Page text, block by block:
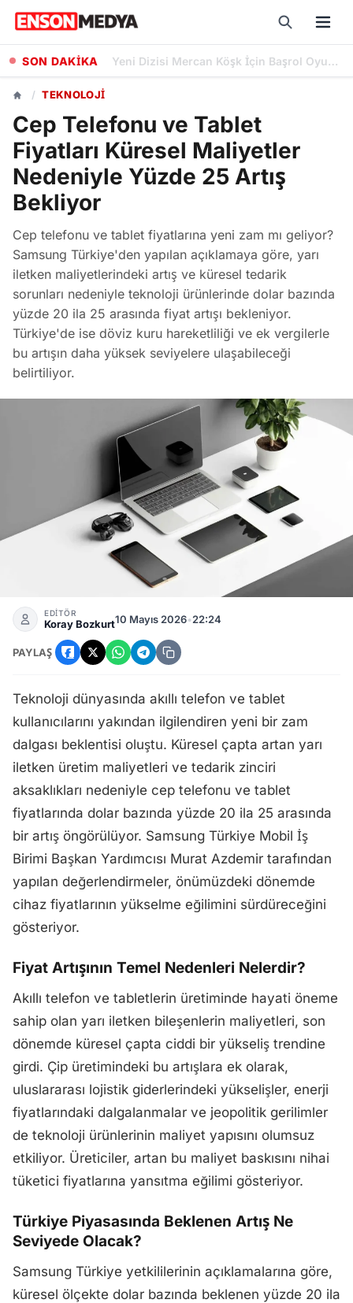
SON DAKİKA Halit Ergenç ve Meryem Uzerli'yi Buluşturan İmroz'da Bahar'ın Ön Afişi Yayımlandı
/ TEKNOLOJI
Cep Telefonu ve Tablet
Fiyatları Küresel Maliyetler
Nedeniyle Yüzde 25 Artış
Bekliyor
Cep telefonu ve tablet fiyatlarına yeni zam mı geliyor?
Samsung Türkiye'den yapılan açıklamaya göre, yarı
iletken maliyetlerindeki artış ve küresel tedarik
sorunları nedeniyle teknoloji ürünlerinde dolar bazında
yüzde 20 ila 25 arasında fiyat artışı bekleniyor.
Türkiye'de ise döviz kuru hareketliliği ve ek vergilerle
bu artışın daha yüksek seviyelere ulaşabileceği
belirtiliyor.
Cep Telefonu ve Tablet Fiyatları Küresel Maliyetler
EDİTÖR
Koray Bozkurt10 Mayıs 2026•22:24
PAYLAŞ
Teknoloji dünyasında akıllı telefon ve tablet
kullanıcılarını yakından ilgilendiren yeni bir zam
dalgası beklentisi oluştu. Küresel çapta artan yarı
iletken üretim maliyetleri ve tedarik zinciri
aksaklıkları nedeniyle cep telefonu ve tablet
fiyatlarında dolar bazında yüzde 20 ila 25 arasında
bir artış öngörülüyor. Samsung Türkiye Mobil İş
Birimi Başkan Yardımcısı Murat Azdemir tarafından
yapılan değerlendirmeler, önümüzdeki dönemde
cihaz fiyatlarının yükselme eğilimini sürdüreceğini
gösteriyor.
Fiyat Artışının Temel Nedenleri Nelerdir?
Akıllı telefon ve tabletlerin üretiminde hayati öneme
sahip olan yarı iletken bileşenlerin maliyetleri, son
dönemde küresel çapta ciddi bir yükseliş trendine
girdi. Çip üretimindeki bu artışlara ek olarak,
uluslararası lojistik giderlerindeki yükselişler, enerji
fiyatlarındaki dalgalanmalar ve jeopolitik gerilimler
de teknoloji ürünlerinin maliyet yapısını olumsuz
etkiliyor. Üreticiler, artan bu maliyet baskısını nihai
tüketici fiyatlarına yansıtma eğilimi gösteriyor.
Türkiye Piyasasında Beklenen Artış Ne
Seviyede Olacak?
Samsung Türkiye yetkililerinin açıklamalarına göre,
küresel ölçekte dolar bazında beklenen yüzde 20 ila